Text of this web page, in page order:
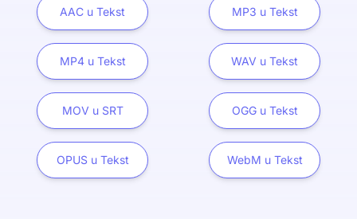
AAC u Tekst MP3 u Tekst
MP4 u Tekst WAV u Tekst
MOV u SRT OGG u Tekst
OPUS u Tekst WebM u Tekst